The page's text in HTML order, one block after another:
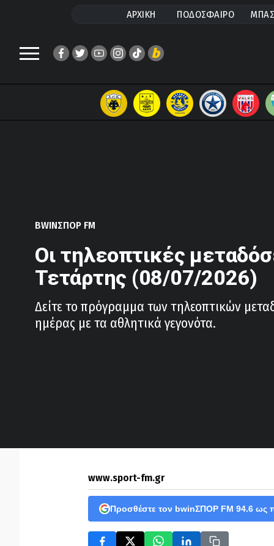
ΑΡΧΙΚΗ ΠΟΔΟΣΦΑΙΡΟ
BWINΣΠΟΡ FM
Οι τηλεοπτικές
Τετάρτης (08/07/2026)
Δείτε το πρόγραμμα των τηλεοπτικών
ημέρας με τα αθλητικά γεγονότα.
www.sport-fm.gr
Προσθέστε τον bwinΣΠΟΡ FM 94.6 ως